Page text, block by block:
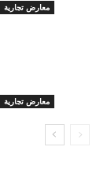
معارض تجارية
معارض تجارية